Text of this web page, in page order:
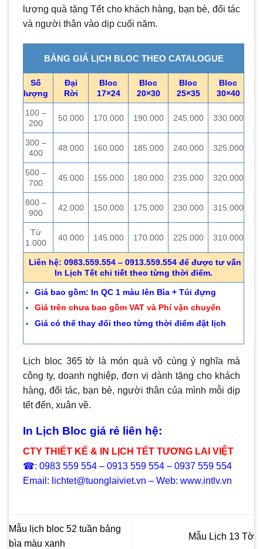
lượng quà tặng Tết cho khách hàng, bạn bè, đối tác
và người thân vào dịp cuối năm.
BẢNG GIÁ LỊCH BLOC THEO CATALOGUE
Số
lượng
Đại
Rời
Bloc
17×24
Bloc
20×30
Bloc
25×35
Bloc
30×40
100 –
200
50.000 170.000 190.000 245.000 330.000
300 –
400
48.000 160.000 185.000 240.000 325.000
500 –
700
45.000 155.000 180.000 235.000 320.000
800 –
900
42.000 150.000 175.000 230.000 315.000
Từ
1.000
40.000 145.000 170.000 225.000 310.000
Liên hệ: 0983.559.554 – 0913.559.554 để được tư vấn
In Lịch Tết chi tiết theo từng thời điểm.
Giá bao gồm: In QC 1 màu lên Bìa + Túi đựng
Giá trên chưa bao gồm VAT và Phí vận chuyển
Giá có thể thay đổi theo từng thời điểm đặt lịch
Lịch bloc 365 tờ là món quà vô cùng ý nghĩa mà
công ty, doanh nghiệp, đơn vị dành tặng cho khách
hàng, đối tác, bạn bè, người thân của mình mỗi dịp
tết đến, xuân về.
In Lịch Bloc giá rẻ liên hệ:
CTY THIẾT KẾ & IN LỊCH TẾT TƯƠNG LAI VIỆT
☎: 0983 559 554 – 0913 559 554 – 0937 559 554
Email: lichtet@tuonglaiviet.vn – Web: www.intlv.vn
Mẫu lịch bloc 52 tuần bảng
bìa màu xanh
Mẫu Lịch 13 Tờ